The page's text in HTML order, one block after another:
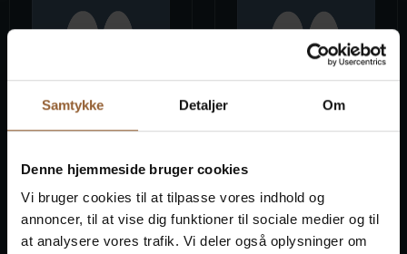
Samtykke Detaljer Om
Denne hjemmeside bruger cookies
Vi bruger cookies til at tilpasse vores indhold og
annoncer, til at vise dig funktioner til sociale medier og til
at analysere vores trafik. Vi deler også oplysninger om
Årsrapport 2023 Årsrapport 2022